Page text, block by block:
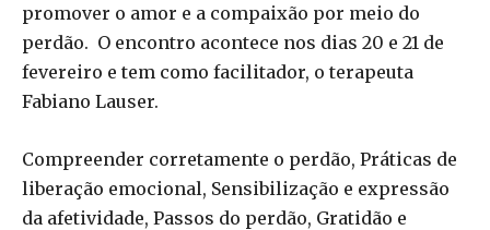
promover o amor e a compaixão por meio do
perdão. O encontro acontece nos dias 20 e 21 de
fevereiro e tem como facilitador, o terapeuta
Fabiano Lauser.
Compreender corretamente o perdão, Práticas de
liberação emocional, Sensibilização e expressão
da afetividade, Passos do perdão, Gratidão e